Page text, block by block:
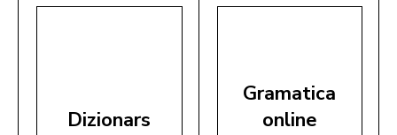
Dizionars
Gramatica
online